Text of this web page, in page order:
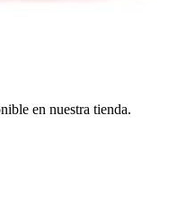
en nuestra tienda.